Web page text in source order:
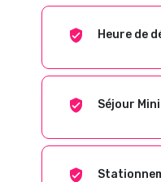
Heure de
Séjour